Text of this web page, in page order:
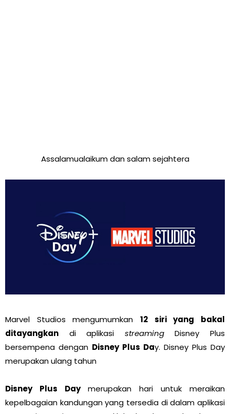
Assalamualaikum dan salam sejahtera
Marvel Studios mengumumkan 12 siri yang bakal
ditayangkan di aplikasi streamingDisney Plus
bersempena dengan Disney Plus Day. Disney Plus Day
merupakan ulang tahun
Disney Plus Day merupakan hari untuk meraikan
kepelbagaian kandungan yang tersedia di dalam aplikasi